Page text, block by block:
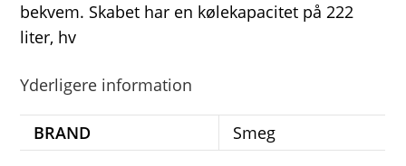
bekvem. Skabet har en kølekapacitet på 222
liter, hv
Yderligere information
BRAND Smeg